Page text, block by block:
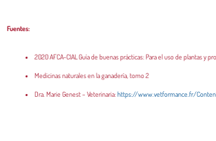
Fuentes:
2020 AFCA-CIAL Guía de buenas prácticas: Para el uso de plantas y
Medicinas naturales en la ganadería, tomo 2
Dra. Marie Genest – Veterinaria:https://www.vetformance.fr/